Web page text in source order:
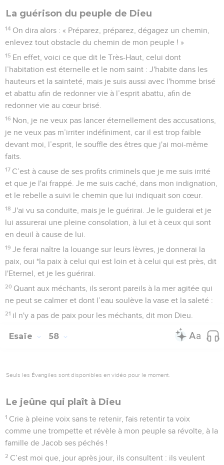
La guérison du peuple de Dieu
14 On dira alors : « Préparez, préparez, dégagez un chemin,
enlevez tout obstacle du chemin de mon peuple ! »
15 En effet, voici ce que dit le Très-Haut, celui dont
l’habitation est éternelle et le nom saint : J'habite dans les
hauteurs et la sainteté, mais je suis aussi avec l'homme brisé
et abattu afin de redonner vie à l’esprit abattu, afin de
redonner vie au cœur brisé.
16 Non, je ne veux pas lancer éternellement des accusations,
je ne veux pas m’irriter indéfiniment, car il est trop faible
devant moi, l’esprit, le souffle des êtres que j'ai moi-même
faits.
17 C’est à cause de ses profits criminels que je me suis irrité
et que je l'ai frappé. Je me suis caché, dans mon indignation,
et le rebelle a suivi le chemin que lui indiquait son cœur.
18 J'ai vu sa conduite, mais je le guérirai. Je le guiderai et je
lui assurerai une pleine consolation, à lui et à ceux qui sont
en deuil à cause de lui.
19 Je ferai naître la louange sur leurs lèvres, je donnerai la
paix, oui *la paix à celui qui est loin et à celui qui est près, dit
l'Eternel, et je les guérirai.
20 Quant aux méchants, ils seront pareils à la mer agitée qui
ne peut se calmer et dont l’eau soulève la vase et la saleté :
21 il n'y a pas de paix pour les méchants, dit mon Dieu.
Esaïe 58
Seuls les Évangiles sont disponibles en vidéo pour le moment.
Le jeûne qui plaît à Dieu
1 Crie à pleine voix sans te retenir, fais retentir ta voix
comme une trompette et révèle à mon peuple sa révolte, à la
famille de Jacob ses péchés !
2 C’est moi que, jour après jour, ils consultent : ils veulent